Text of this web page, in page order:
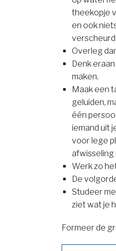
theekopje
en ook
Overleg
Denk
maken.
Maak een
geluiden,
één
iemand uit
voor lege
afwisseling
Werk zo
De
Studeer
ziet wat je
Formeer de